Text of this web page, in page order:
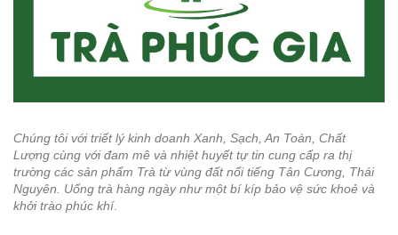
Chúng tôi với triết lý kinh doanh Xanh, Sạch, An Toàn, Chất
Lượng cùng với đam mê và nhiệt huyết tự tin cung cấp ra thị
trường các sản phẩm Trà từ vùng đất nổi tiếng Tân Cương, Thái
Nguyên. Uống trà hàng ngày như một bí kíp bảo vệ sức khoẻ và
khởi trào phúc khí.